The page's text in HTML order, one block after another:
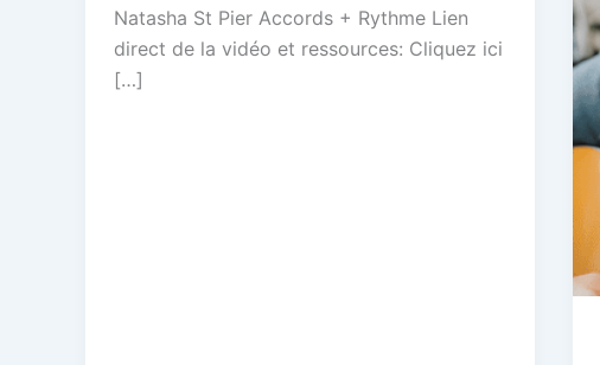
Natasha St Pier Accords + Rythme Lien
direct de la vidéo et ressources: Cliquez ici
[…]